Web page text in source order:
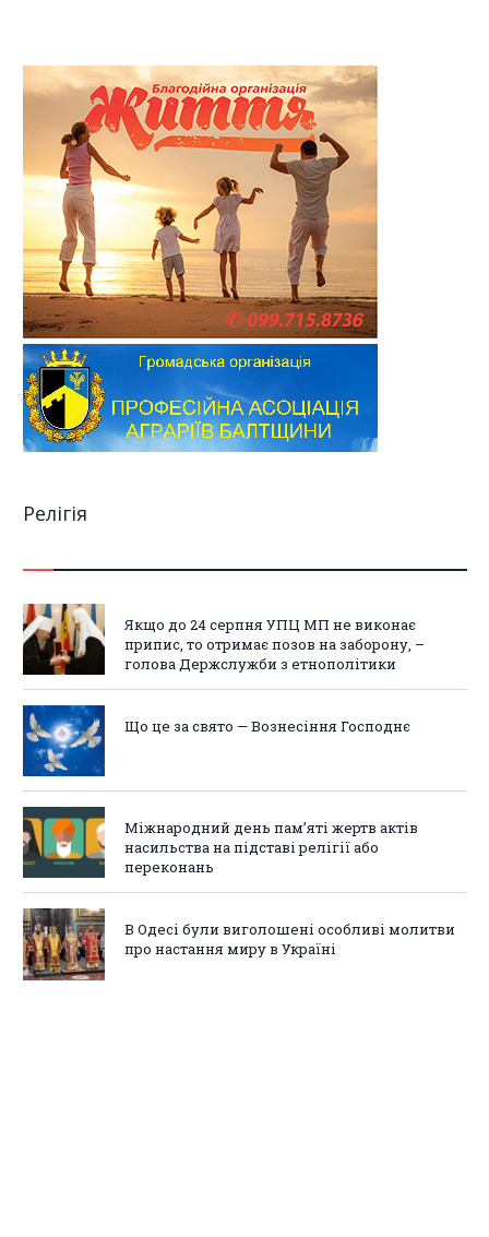
Релігія
Якщо до 24 серпня УПЦ МП не виконає
припис, то отримає позов на заборону, –
голова Держслужби з етнополітики
Що це за свято — Вознесіння Господнє
Міжнародний день пам’яті жертв актів
насильства на підставі релігії або
переконань
В Одесі були виголошені особливі молитви
про настання миру в Україні